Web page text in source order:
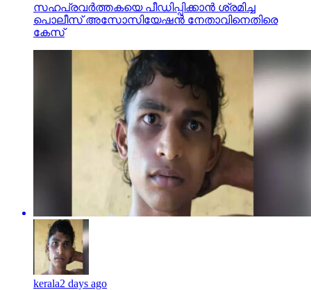
സഹപ്രവര്‍ത്തകയെ പീഡിപ്പിക്കാന്‍ ശ്രമിച്ച
പൊലീസ് അസോസിയേഷന്‍ നേതാവിനെതിരെ
കേസ്
kerala2 days ago